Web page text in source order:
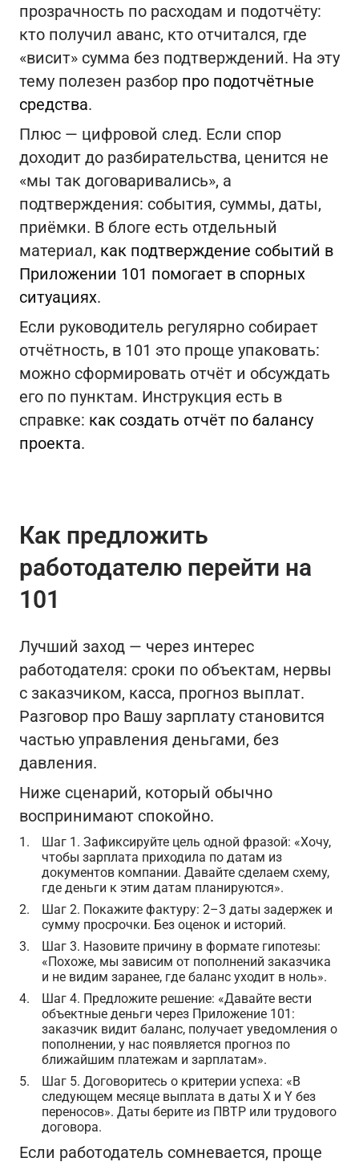
прозрачность по расходам и подотчёту:
кто получил аванс, кто отчитался, где
«висит» сумма без подтверждений. На эту
тему полезен разбор про подотчётные
средства.
Плюс — цифровой след. Если спор
доходит до разбирательства, ценится не
«мы так договаривались», а
подтверждения: события, суммы, даты,
приёмки. В блоге есть отдельный
материал, как подтверждение событий в
Приложении 101 помогает в спорных
ситуациях.
Если руководитель регулярно собирает
отчётность, в 101 это проще упаковать:
можно сформировать отчёт и обсуждать
его по пунктам. Инструкция есть в
справке: как создать отчёт по балансу
проекта.
Как предложить
работодателю перейти на
101
Лучший заход — через интерес
работодателя: сроки по объектам, нервы
с заказчиком, касса, прогноз выплат.
Разговор про Вашу зарплату становится
частью управления деньгами, без
давления.
Ниже сценарий, который обычно
воспринимают спокойно.
Шаг 1. Зафиксируйте цель одной фразой: «Хочу,
чтобы зарплата приходила по датам из
документов компании. Давайте сделаем схему,
где деньги к этим датам планируются».
Шаг 2. Покажите фактуру: 2–3 даты задержек и
сумму просрочки. Без оценок и историй.
Шаг 3. Назовите причину в формате гипотезы:
«Похоже, мы зависим от пополнений заказчика
и не видим заранее, где баланс уходит в ноль».
Шаг 4. Предложите решение: «Давайте вести
объектные деньги через Приложение 101:
заказчик видит баланс, получает уведомления о
пополнении, у нас появляется прогноз по
ближайшим платежам и зарплатам».
Шаг 5. Договоритесь о критерии успеха: «В
следующем месяце выплата в даты X и Y без
переносов». Даты берите из ПВТР или трудового
договора.
Если работодатель сомневается, проще